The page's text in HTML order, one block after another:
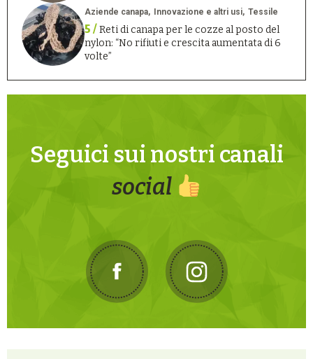
Aziende canapa Innovazione e altri usi Tessile
5 /Reti di canapa per le cozze al posto del
nylon: “No rifiuti e crescita aumentata di 6
volte”
Seguici sui nostri canali
social